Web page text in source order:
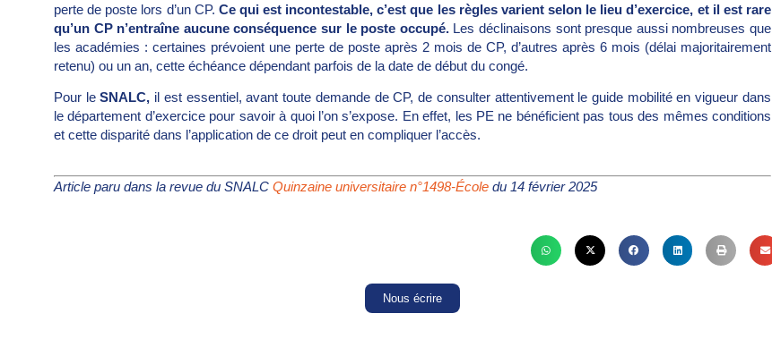
perte de poste lors d’un CP. Ce qui est incontestable, c’est que les règles varient selon le lieu d’exercice, et il est rare
qu’un CP n’entraîne aucune conséquence sur le poste occupé.Les déclinaisons sont presque aussi nombreuses que
les académies : certaines prévoient une perte de poste après 2 mois de CP, d’autres après 6 mois (délai majoritairement
retenu) ou un an, cette échéance dépendant parfois de la date de début du congé.
Pour leSNALC, il est essentiel, avant toute demande de CP, de consulter attentivement le guide mobilité en vigueur dans
le département d’exercice pour savoir à quoi l’on s’expose. En effet, les PE ne bénéficient pas tous des mêmes conditions
et cette disparité dans l’application de ce droit peut en compliquer l’accès.
Article paru dans la revue du SNALC Quinzaine universitaire n°1498-École du 14 février 2025
Nous écrire